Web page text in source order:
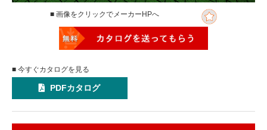
■ 画像をクリックでメーカーHPへ
■ 今すぐカタログを見る
PDFカタログ